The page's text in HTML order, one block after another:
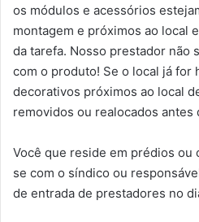
os módulos e acessórios
montagem e próximos ao local
da tarefa. Nosso prestador não
com o produto! Se o local já for
decorativos próximos ao local
removidos ou realocados antes
Você que reside em prédios
se com o síndico ou
de entrada de prestadores no